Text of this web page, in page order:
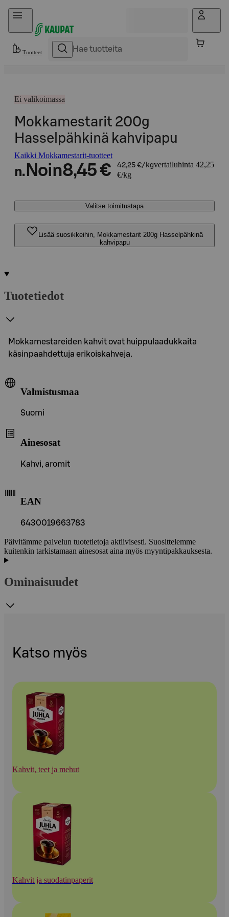
Hyppää sisältöön
Tuotteet
Ei valikoimassa
Mokkamestarit 200g
Hasselpähkinä kahvipapu
Kaikki Mokkamestarit-tuotteet
n. Noin8,45 € 42,25 €/kgvertailuhinta 42,25
€/kg
Valitse toimitustapa
Lisää suosikkeihin, Mokkamestarit 200g Hasselpähkinä
kahvipapu
Tuotetiedot
Mokkamestareiden kahvit ovat huippulaadukkaita
käsinpaahdettuja erikoiskahveja.
Valmistusmaa
Suomi
Ainesosat
Kahvi, aromit
EAN
6430019663783
Päivitämme palvelun tuotetietoja aktiivisesti. Suosittelemme
kuitenkin tarkistamaan ainesosat aina myös myyntipakkauksesta.
Ominaisuudet
Katso myös
Kahvit, teet ja mehut
Kahvit ja suodatinpaperit